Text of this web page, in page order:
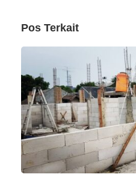
Pos Terkait